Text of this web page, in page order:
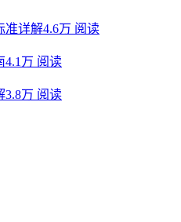
准详解4.6万 阅读
4.1万 阅读
3.8万 阅读